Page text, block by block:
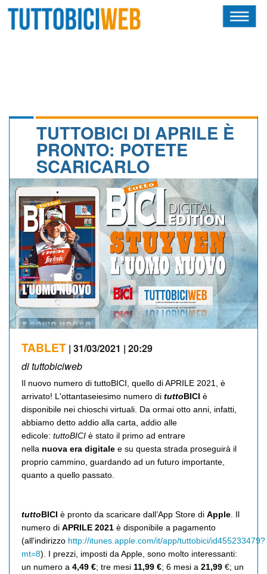
CALENDARIO
OSCAR
ALBI D'ORO
NEWSLETTER
TUTTOBICI DI APRILE È
PRONTO: POTETE
SCARICARLO
TABLET | 31/03/2021 | 20:29
di tuttobiciweb
Il nuovo numero di tuttoBICI, quello di APRILE 2021, è
arrivato! L'ottantaseiesimo numero di tuttoBICI è
disponibile nei chioschi virtuali. Da ormai otto anni, infatti,
abbiamo detto addio alla carta, addio alle
edicole: tuttoBICI è stato il primo ad entrare
nella nuova era digitale e su questa strada proseguirà il
proprio cammino, guardando ad un futuro importante,
quanto a quello passato.
tuttoBICI è pronto da scaricare dall’App Store di Apple . Il
numero di APRILE 2021 è disponibile a pagamento
(all'indirizzo http://itunes.apple.com/it/app/tuttobici/id455233479?
mt=8). I prezzi, imposti da Apple, sono molto interessanti:
un numero a 4,49 €; tre mesi 11,99 €; 6 mesi a 21,99 €; un